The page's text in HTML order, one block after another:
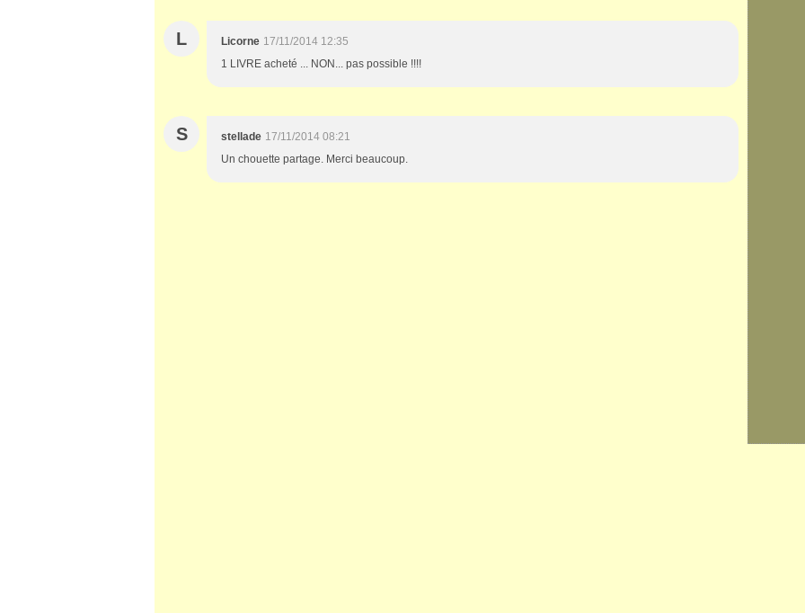
L Licorne 17/11/2014 12:35
1 LIVRE acheté ... NON... pas possible !!!!
S stellade 17/11/2014 08:21
Un chouette partage. Merci beaucoup.